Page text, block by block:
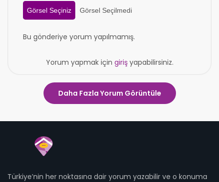
Görsel Seçiniz Görsel Seçilmedi
Bu gönderiye yorum yapılmamış.
Yorum yapmak için girişyapabilirsiniz.
Daha Fazla Yorum Görüntüle
Türkiye’nin her noktasına dair yorum yazabilir ve o konuma